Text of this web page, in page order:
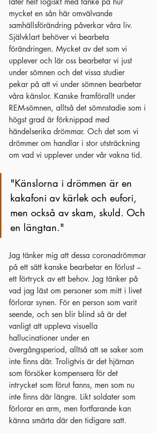
mycket en sån här omvälvande
samhällsförändring påverkar våra liv.
Självklart behöver vi bearbeta
förändringen. Mycket av det som vi
upplever och lär oss bearbetar vi just
under sömnen och det vissa studier
pekar på att vi under sömnen bearbetar
våra känslor. Kanske framförallt under
REM-sömnen, alltså det sömnstadie som i
högst grad är förknippad med
händelserika drömmar. Och det som vi
drömmer om handlar i stor utsträckning
om vad vi upplever under vår vakna tid.
"Känslorna i drömmen är en
kakafoni av kärlek och eufori,
men också av skam, skuld. Och
en längtan."
Jag tänker mig att dessa coronadrömmar
på ett sätt kanske bearbetar en förlust –
ett förtryck av ett behov. Jag tänker på
vad jag läst om personer som mitt i livet
förlorar synen. För en person som varit
seende, och sen blir blind så är det
vanligt att uppleva visuella
hallucinationer under en
övergångsperiod, alltså att se saker som
inte finns där. Troligtvis är det hjärnan
som försöker kompensera för det
intrycket som förut fanns, men som nu
inte finns där längre. Likt soldater som
förlorar en arm, men fortfarande kan
känna smärta där den tidigare satt.